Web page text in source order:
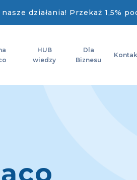
działania! Przekaż 1,5%
HUB
wiedzy
Dla
Biznesu